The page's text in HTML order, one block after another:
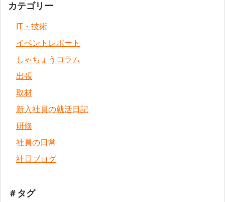
カテゴリー
IT・技術
イベントレポート
しゃちょうコラム
出張
取材
新入社員の就活日記
研修
社員の日常
社員ブログ
＃タグ